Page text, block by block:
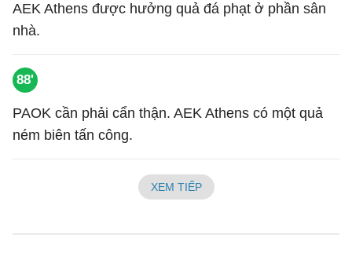
AEK Athens được hưởng quả đá phạt ở phần sân
nhà.
88'
PAOK cần phải cẩn thận. AEK Athens có một quả
ném biên tấn công.
XEM TIẾP